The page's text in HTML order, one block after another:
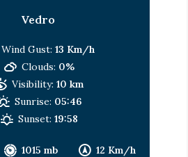
Vedro
1015 mb 12 Km/h
Wind Gust: 13 Km/h
Clouds: 0%
Visibility: 10 km
Sunrise: 05:46
Sunset: 19:58